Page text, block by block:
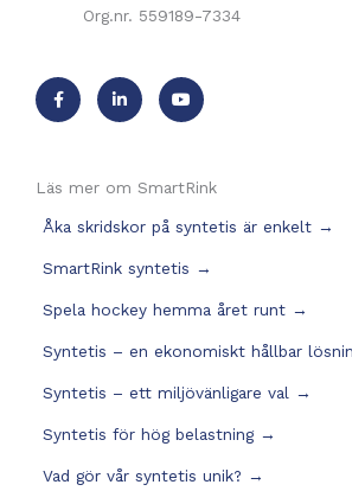
Org.nr. 559189-7334
Läs mer om SmartRink
Åka skridskor på syntetis är enkelt →
SmartRink syntetis →
Spela hockey hemma året runt →
Syntetis – en ekonomiskt hållbar
Syntetis – ett miljövänligare val →
Syntetis för hög belastning→
Vad gör vår syntetis unik? →